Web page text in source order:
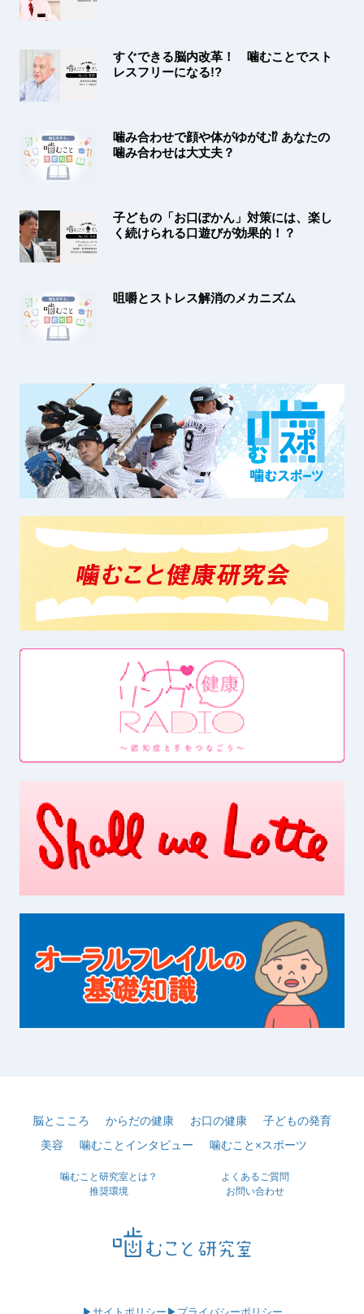
すぐできる脳内改革！ 噛むことでスト
レスフリーになる!?
噛み合わせで顔や体がゆがむ⁉ あなたの
噛み合わせは大丈夫？
子どもの「お口ぽかん」対策には、楽し
く続けられる口遊びが効果的！？
咀嚼とストレス解消のメカニズム
脳とこころ からだの健康 お口の健康
子どもの発育
美容
噛むことインタビュー 噛むこと×スポーツ
噛むこと研究室とは？
よくあるご質問
推奨環境
お問い合わせ